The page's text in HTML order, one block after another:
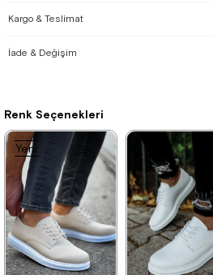
Kargo & Teslimat
İade & Değişim
Renk Seçenekleri
Yeni
Ürün